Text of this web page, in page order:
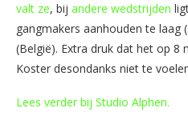
valt ze, bij andere wedstrijden
gangmakers aanhouden te laag
(België). Extra druk dat het op 8
Koster desondanks niet te
Lees verder bij Studio Alphen.